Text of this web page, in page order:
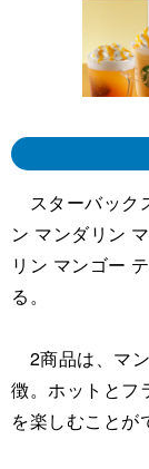
スターバック
ン マンダリン
リン マンゴー
る。
2商品は、マ
徴。ホットとフ
を楽しむことが